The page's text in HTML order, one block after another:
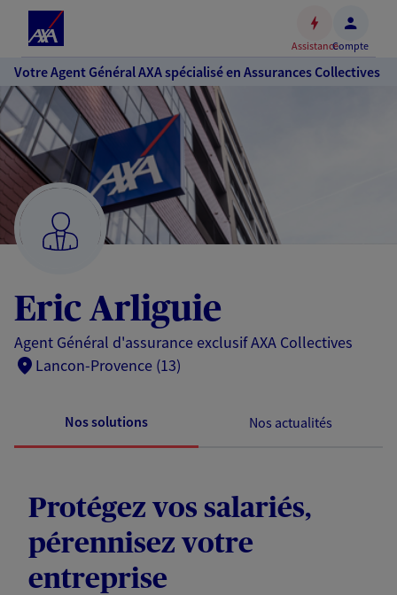
Accéder
au
contenu
principal
Accéder
au
pied
de
page
AssistanceCompte
Votre Agent Général AXA spécialisé en Assurances Collectives
Eric Arliguie
Agent Général d'assurance exclusif AXA Collectives
Lancon-Provence (13)
Nos solutions Nos actualités
Protégez vos salariés,
pérennisez votre
entreprise